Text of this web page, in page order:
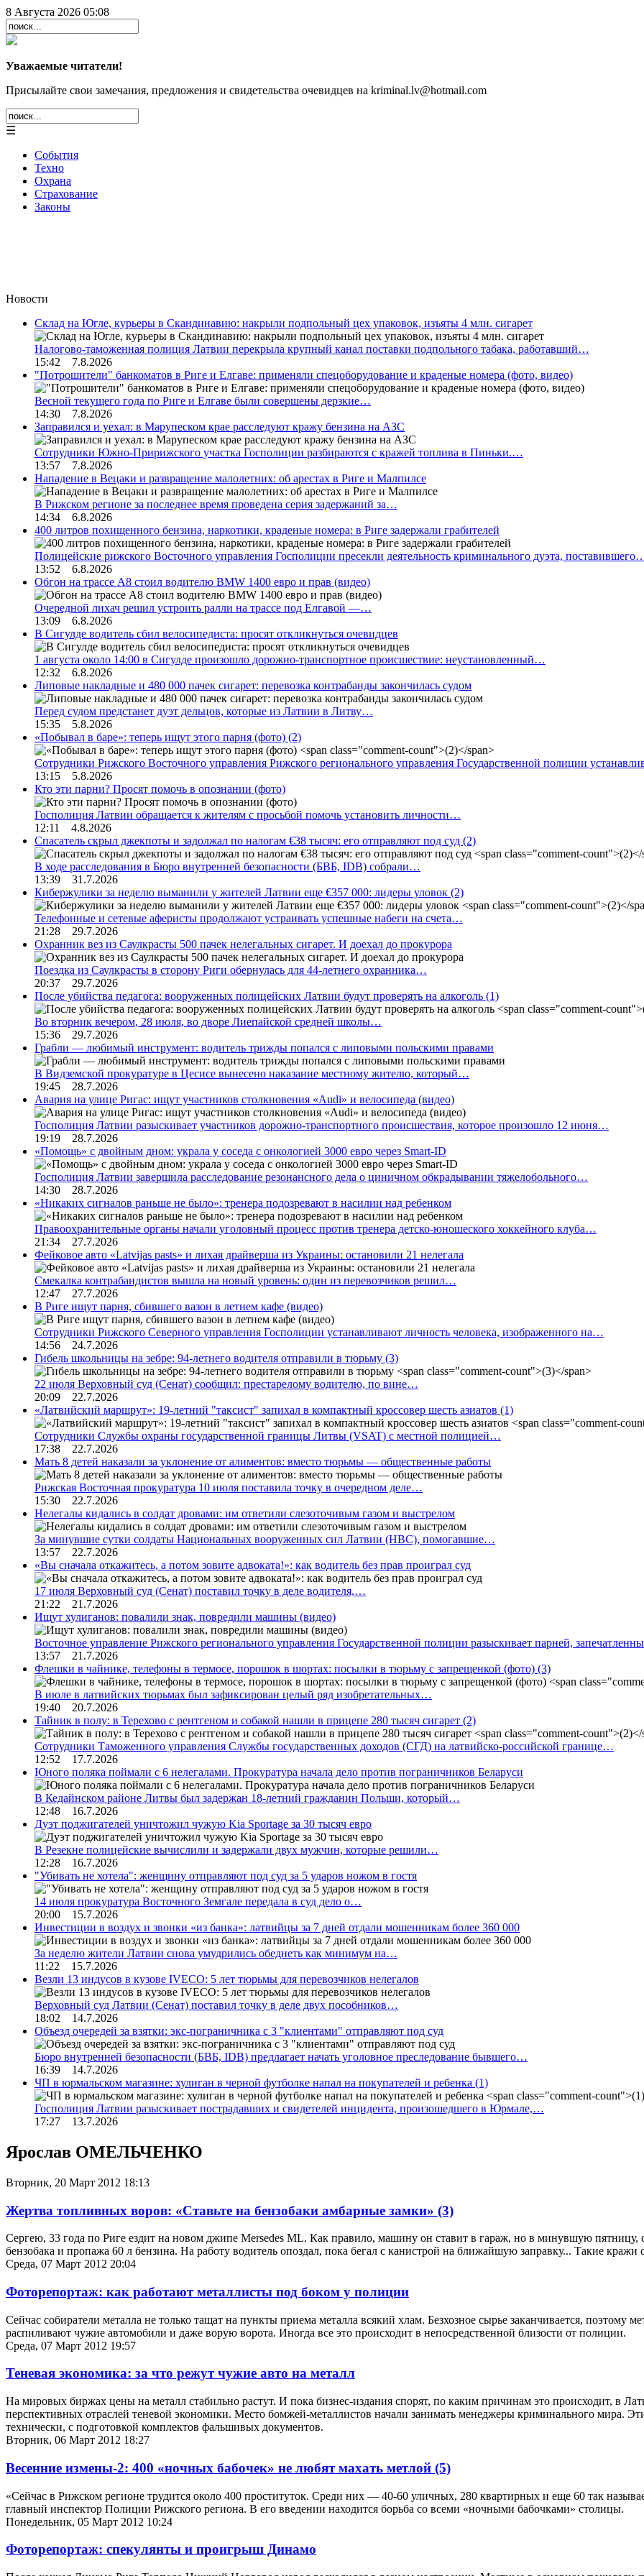
8 Августа 2026 05:08
Уважаемые читатели!
Присылайте свои замечания, предложения и свидетельства очевидцев на kriminal.lv@hotmail.com
☰
События
Техно
Охрана
Страхование
Законы
Новости
Склад на Югле, курьеры в Скандинавию: накрыли подпольный цех упаковок, изъяты 4 млн. сигарет
Налогово-таможенная полиция Латвии перекрыла крупный канал поставки подпольного табака, работавший…
15:42 7.8.2026
"Потрошители" банкоматов в Риге и Елгаве: применяли спецоборудование и краденые номера (фото, видео)
Весной текущего года по Риге и Елгаве были совершены дерзкие…
14:30 7.8.2026
Заправился и уехал: в Марупеском крае расследуют кражу бензина на АЗС
Сотрудники Южно-Пририжского участка Госполиции разбираются с кражей топлива в Пиньки.…
13:57 7.8.2026
Нападение в Вецаки и развращение малолетних: об арестах в Риге и Малпилсе
В Рижском регионе за последнее время проведена серия задержаний за…
14:34 6.8.2026
400 литров похищенного бензина, наркотики, краденые номера: в Риге задержали грабителей
Полицейские рижского Восточного управления Госполиции пресекли деятельность криминального дуэта,
13:52 6.8.2026
Обгон на трассе А8 стоил водителю BMW 1400 евро и прав (видео)
Очередной лихач решил устроить ралли на трассе под Елгавой —…
13:09 6.8.2026
В Сигулде водитель сбил велосипедиста: просят откликнуться очевидцев
1 августа около 14:00 в Сигулде произошло дорожно-транспортное происшествие: неустановленный…
12:32 6.8.2026
Липовые накладные и 480 000 пачек сигарет: перевозка контрабанды закончилась судом
Перед судом предстанет дуэт дельцов, которые из Латвии в Литву…
15:35 5.8.2026
«Побывал в баре»: теперь ищут этого парня (фото) (2)
Сотрудники Рижского Восточного управления Рижского регионального управления Государственной полиции
13:15 5.8.2026
Кто эти парни? Просят помочь в опознании (фото)
Госполиция Латвии обращается к жителям с просьбой помочь установить личности…
12:11 4.8.2026
Спасатель скрыл джекпоты и задолжал по налогам €38 тысяч: его отправляют под суд (2)
В ходе расследования в Бюро внутренней безопасности (БВБ, IDB) собрали…
13:39 31.7.2026
Кибержулики за неделю выманили у жителей Латвии еще €357 000: лидеры уловок (2)
Телефонные и сетевые аферисты продолжают устраивать успешные набеги на счета…
21:28 29.7.2026
Охранник вез из Саулкрасты 500 пачек нелегальных сигарет. И доехал до прокурора
Поездка из Саулкрасты в сторону Риги обернулась для 44-летнего охранника…
20:37 29.7.2026
После убийства педагога: вооруженных полицейских Латвии будут проверять на алкоголь (1)
Во вторник вечером, 28 июля, во дворе Лиепайской средней школы…
15:36 29.7.2026
Грабли — любимый инструмент: водитель трижды попался с липовыми польскими правами
В Видземской прокуратуре в Цесисе вынесено наказание местному жителю, который…
19:45 28.7.2026
Авария на улице Ригас: ищут участников столкновения «Audi» и велосипеда (видео)
Госполиция Латвии разыскивает участников дорожно-транспортного происшествия, которое произошло 12 июня…
19:19 28.7.2026
«Помощь» с двойным дном: украла у соседа с онкологией 3000 евро через Smart-ID
Госполиция Латвии завершила расследование резонансного дела о циничном обкрадывании тяжелобольного…
14:30 28.7.2026
«Никаких сигналов раньше не было»: тренера подозревают в насилии над ребенком
Правоохранительные органы начали уголовный процесс против тренера детско-юношеского хоккейного клуба…
21:34 27.7.2026
Фейковое авто «Latvijas pasts» и лихая драйверша из Украины: остановили 21 нелегала
Смекалка контрабандистов вышла на новый уровень: один из перевозчиков решил…
12:47 27.7.2026
В Риге ищут парня, сбившего вазон в летнем кафе (видео)
Сотрудники Рижского Северного управления Госполиции устанавливают личность человека, изображенного на…
14:56 24.7.2026
Гибель школьницы на зебре: 94-летнего водителя отправили в тюрьму (3)
22 июля Верховный суд (Сенат) сообщил: престарелому водителю, по вине…
20:09 22.7.2026
«Латвийский маршрут»: 19-летний "таксист" запихал в компактный кроссовер шесть азиатов (1)
Сотрудники Службы охраны государственной границы Литвы (VSAT) с местной полицией…
17:38 22.7.2026
Мать 8 детей наказали за уклонение от алиментов: вместо тюрьмы — общественные работы
Рижская Восточная прокуратура 10 июля поставила точку в очередном деле…
15:30 22.7.2026
Нелегалы кидались в солдат дровами: им ответили слезоточивым газом и выстрелом
За минувшие сутки солдаты Национальных вооруженных сил Латвии (НВС), помогавшие…
13:57 22.7.2026
«Вы сначала откажитесь, а потом зовите адвоката!»: как водитель без прав проиграл суд
17 июля Верховный суд (Сенат) поставил точку в деле водителя,…
21:22 21.7.2026
Ищут хулиганов: повалили знак, повредили машины (видео)
Восточное управление Рижского регионального управления Государственной полиции разыскивает парней,
13:57 21.7.2026
Флешки в чайнике, телефоны в термосе, порошок в шортах: посылки в тюрьму с запрещенкой (фото) (3)
В июле в латвийских тюрьмах был зафиксирован целый ряд изобретательных…
19:40 20.7.2026
Тайник в полу: в Терехово с рентгеном и собакой нашли в прицепе 280 тысяч сигарет (2)
Сотрудники Таможенного управления Службы государственных доходов (СГД) на латвийско-российской границе…
12:52 17.7.2026
Юного поляка поймали с 6 нелегалами. Прокуратура начала дело против пограничников Беларуси
В Кедайнском районе Литвы был задержан 18-летний гражданин Польши, который…
12:48 16.7.2026
Дуэт поджигателей уничтожил чужую Kia Sportage за 30 тысяч евро
В Резекне полицейские вычислили и задержали двух мужчин, которые решили…
12:28 16.7.2026
"Убивать не хотела": женщину отправляют под суд за 5 ударов ножом в гостя
14 июля прокуратура Восточного Земгале передала в суд дело о…
20:00 15.7.2026
Инвестиции в воздух и звонки «из банка»: латвийцы за 7 дней отдали мошенникам более 360 000
За неделю жители Латвии снова умудрились обеднеть как минимум на…
11:22 15.7.2026
Везли 13 индусов в кузове IVECO: 5 лет тюрьмы для перевозчиков нелегалов
Верховный суд Латвии (Сенат) поставил точку в деле двух пособников…
18:02 14.7.2026
Объезд очередей за взятки: экс-пограничника с 3 "клиентами" отправляют под суд
Бюро внутренней безопасности (БВБ, IDB) предлагает начать уголовное преследование бывшего…
16:39 14.7.2026
ЧП в юрмальском магазине: хулиган в черной футболке напал на покупателей и ребенка (1)
Госполиция Латвии разыскивает пострадавших и свидетелей инцидента, произошедшего в Юрмале,…
17:27 13.7.2026
Ярослав ОМЕЛЬЧЕНКО
Вторник, 20 Март 2012 18:13
Жертва топливных воров: «Ставьте на бензобаки амбарные замки» (3)
Сергею, 33 года по Риге ездит на новом джипе Mersedes ML. Как правило, машину он ставит в гараж, но в минувшую пятницу,
бензобака и пропажа 60 л бензина. На работу водитель опоздал, пока бегал с канистрой на ближайшую заправку... Такие
Среда, 07 Март 2012 20:04
Фоторепортаж: как работают металлисты под боком у полиции
Сейчас собиратели металла не только тащат на пункты приема металла всякий хлам. Безхозное сырье заканчивается, поэтому
распиливают чужие автомобили и даже ворую ворота. Иногда все это происходит в непосредственной близости от полиции.
Среда, 07 Март 2012 19:57
Теневая экономика: за что режут чужие авто на металл
На мировых биржах цены на металл стабильно растут. И пока бизнес-издания спорят, по каким причинам это происходит, в
перспективных отраслей теневой экономики. Место бомжей-металлистов начали занимать менеджеры криминального мира.
технически, с подготовкой комплектов фальшивых документов.
Вторник, 06 Март 2012 18:27
Весенние измены-2: 400 «ночных бабочек» не любят махать метлой (5)
«Сейчас в Рижском регионе трудится около 400 проституток. Среди них — 40-60 уличных, 280 квартирных и еще 60 так
главный инспектор Полиции Рижского региона. В его введении находится борьба со всеми «ночными бабочками» столицы.
Понедельник, 05 Март 2012 10:24
Фоторепортаж: спекулянты и проигрыш Динамо